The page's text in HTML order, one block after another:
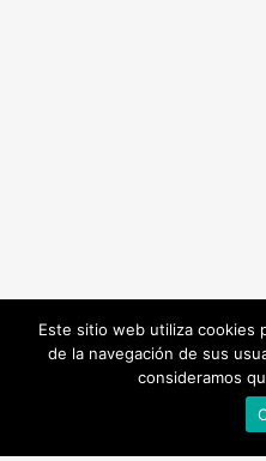
Este sitio web utiliza cookies
de la navegación de sus
consideramos